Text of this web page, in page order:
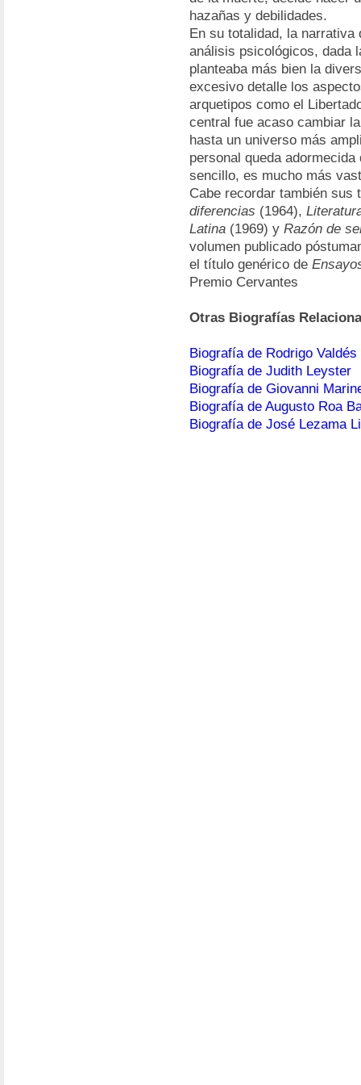
hazañas y debilidades.
En su totalidad, la
análisis psicológicos, dada
planteaba más bien la
excesivo detalle los
arquetipos como el
central fue acaso cambiar
hasta un universo más
personal queda
sencillo, es mucho más
Cabe recordar también
diferencias (1964),
Latina (1969) y Razón de
volumen publicado
el título genérico de
Premio Cervantes
Otras Biografías
Biografía de Rodrigo Valdés
Biografía de Judith Leyster
Biografía de Giovanni
Biografía de Augusto Roa
Biografía de José Lezama